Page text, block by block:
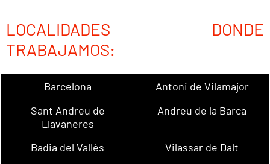
LOCALIDADES DONDE
TRABAJAMOS:
Barcelona
Antoni de Vilamajor
Sant Andreu de
Llavaneres
Andreu de la Barca
Badia del Vallès
Vilassar de Dalt